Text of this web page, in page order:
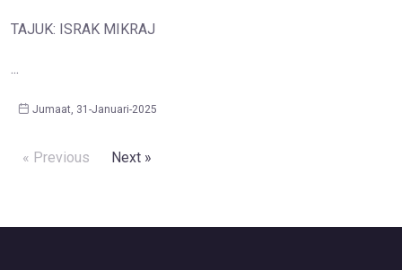
TAJUK: ISRAK MIKRAJ
...
Jumaat, 31-Januari-2025
« Previous Next »